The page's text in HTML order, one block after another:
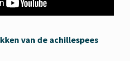
van de achillespees